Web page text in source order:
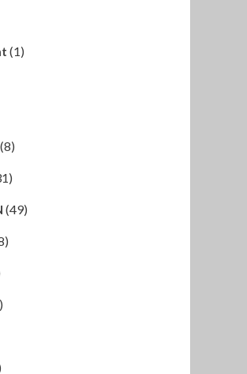
(1)
(8)
(49)